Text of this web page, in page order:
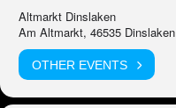
Altmarkt Dinslaken
Am Altmarkt, 46535 Dinslaken
OTHER EVENTS